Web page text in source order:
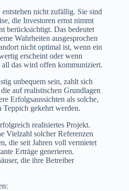
nicht zufällig. Sie sind
die Investoren ernst nimmt
berücksichtigt. Das bedeutet
Wahrheiten ausgesprochen
nicht optimal ist, wenn ein
erscheint oder wenn
das wird offen kommuniziert.
unbequem sein, zahlt sich
auf realistischen Grundlagen
Erfolgsaussichten als solche,
Teppich gekehrt werden.
realisiertes Projekt.
Vielzahl solcher Referenzen
die seit Jahren voll vermietet
Erträge generieren.
die ihre Betreiber